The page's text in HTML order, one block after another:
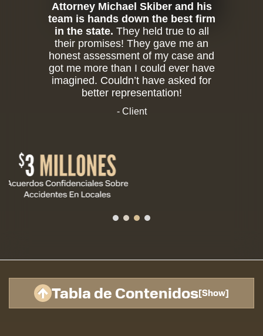
Attorney Michael Skiber and his
team is hands down the best firm
in the state. They held true to all
their promises! They gave me an
honest assessment of my case and
got me more than I could ever have
imagined. Couldn’t have asked for
better representation!
- Client
Tabla de Contenidos[Show]